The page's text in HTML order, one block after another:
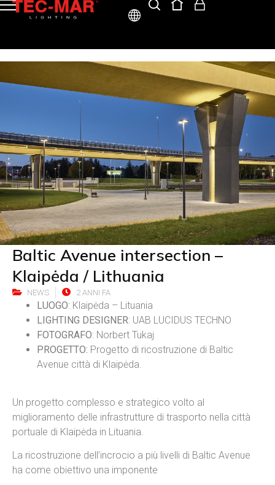
ENG
Baltic Avenue intersection –
Klaipėda / Lithuania
NEWS 2 ANNI FA
LUOGO: Klaipėda – Lituania
LIGHTING DESIGNER: UAB LUCIDUS TECHNO
FOTOGRAFO: Norbert Tukaj
PROGETTO: Progetto di ricostruzione di Baltic
Avenue città di Klaipėda.
Un progetto complesso e strategico volto al
miglioramento delle infrastrutture di trasporto nella città
portuale di Klaipėda in Lituania.
La ricostruzione dell’incrocio a più livelli di Baltic Avenue
ha come obiettivo una imponente